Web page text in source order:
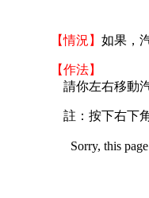
Sorry, this
【情況】 如果，
【作法】
請你左右移動
註：按下右下